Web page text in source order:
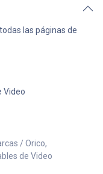
las páginas de
Video
/ Orico,
de Video